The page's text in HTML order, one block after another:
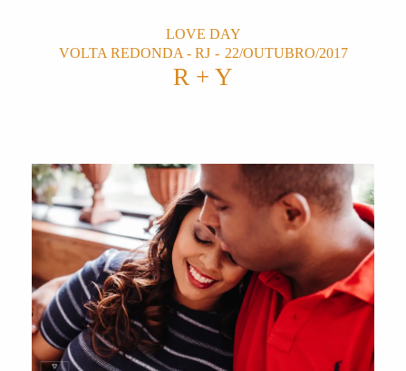
LOVE DAY
VOLTA REDONDA - RJ
22/OUTUBRO/2017
R + Y